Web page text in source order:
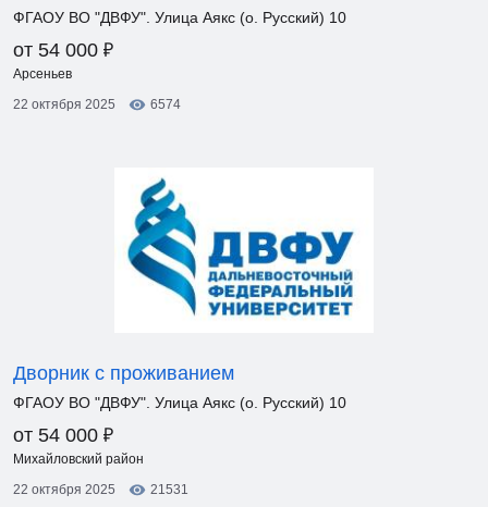
ФГАОУ ВО "ДВФУ". Улица Аякс (о. Русский) 10
от 54 000 ₽
Арсеньев
22 октября 2025
6574
Дворник с проживанием
ФГАОУ ВО "ДВФУ". Улица Аякс (о. Русский) 10
от 54 000 ₽
Михайловский район
22 октября 2025
21531